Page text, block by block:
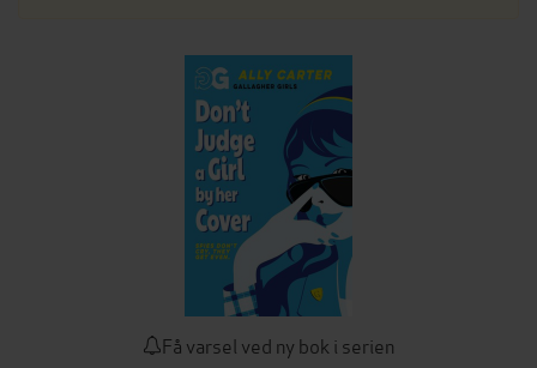
Få varsel ved ny bok i serien